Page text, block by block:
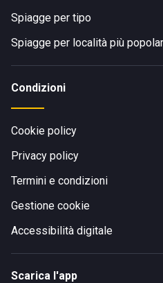
Spiagge per tipo
Spiagge per località più
Condizioni
Cookie policy
Privacy policy
Termini e condizioni
Gestione cookie
Accessibilità digitale
Scarica l'app